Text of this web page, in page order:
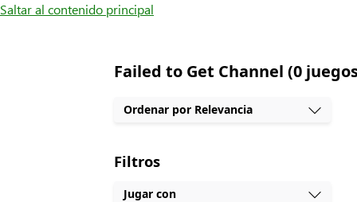
Saltar al contenido principal
Failed to Get Channel (0
Ordenar por Relevancia
Filtros
Jugar con